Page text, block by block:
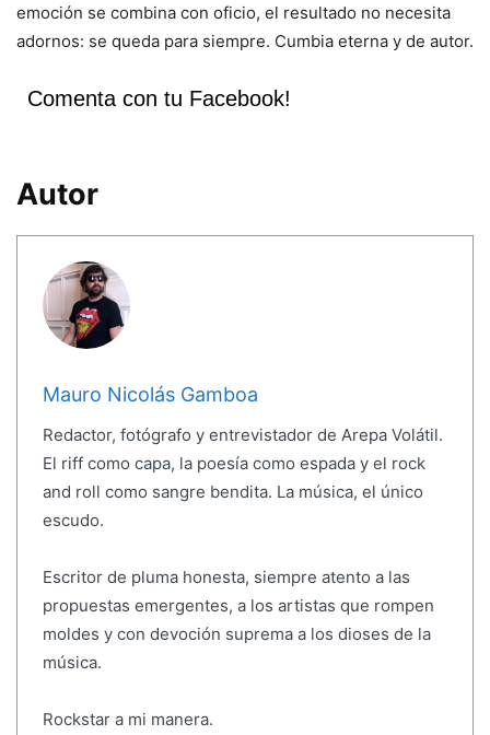
emoción se combina con oficio, el resultado no necesita
adornos: se queda para siempre. Cumbia eterna y de autor.
Comenta con tu Facebook!
Autor
Mauro Nicolás Gamboa
Redactor, fotógrafo y entrevistador de Arepa Volátil.
El riff como capa, la poesía como espada y el rock
and roll como sangre bendita. La música, el único
escudo.
Escritor de pluma honesta, siempre atento a las
propuestas emergentes, a los artistas que rompen
moldes y con devoción suprema a los dioses de la
música.
Rockstar a mi manera.